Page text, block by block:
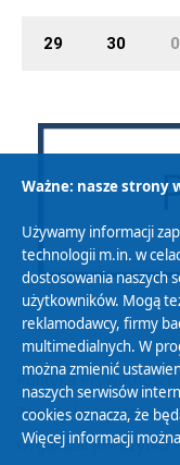
29 30
Polityka Prywatności
Zasady korzystania z
Organizacje Pożytku
Ważne: nasze strony
Używamy informacji
technologii m.in. w
dostosowania naszych
użytkowników. Mogą
reklamodawcy, firmy
multimedialnych. W
można zmienić
naszych serwisów
cookies oznacza, że
Więcej informacji